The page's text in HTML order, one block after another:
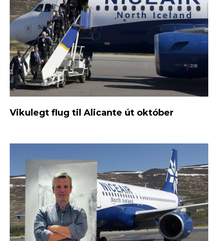
Vikulegt flug til Alicante út október